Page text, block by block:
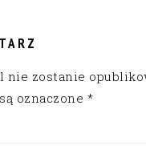
nie zostanie
oznaczone *